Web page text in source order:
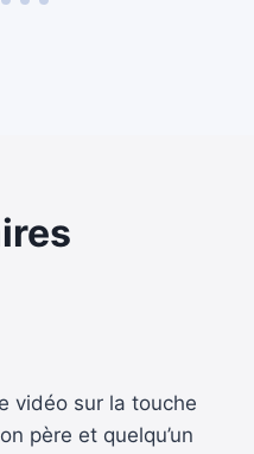
vidéo sur la touche
père et quelqu’un